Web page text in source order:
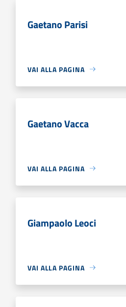
Gaetano Parisi
VAI ALLA PAGINA
Gaetano Vacca
VAI ALLA PAGINA
Giampaolo Leoci
VAI ALLA PAGINA